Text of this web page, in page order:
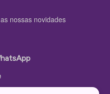
nossas novidades